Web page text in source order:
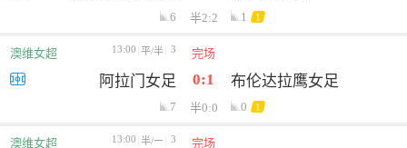
6 半2:2 1 1
澳维女超 13:00 平/半 3 完场
阿拉门女足 0:1 布伦达拉鹰女足
7 半0:0 0 1
澳维女超 13:00 半/一 3 完场